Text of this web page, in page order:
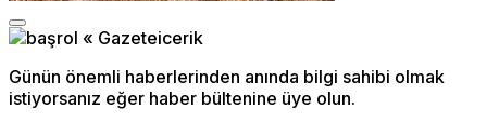
Günün önemli haberlerinden anında bilgi sahibi olmak
istiyorsanız eğer haber bültenine üye olun.